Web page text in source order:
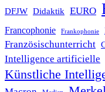
DFJW Didaktik EURO
Francophonie Frankophonie
Französischunterricht
Intelligence artificielle
Künstliche